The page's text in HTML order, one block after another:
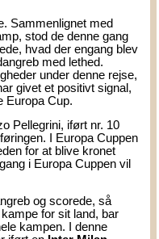
Sammenlignet med
stod de denne gang
hvad der engang blev
med lethed.
under denne rejse,
givet et positivt signal,
Europa Cup.
Pellegrini, iført nr. 10
I Europa Cuppen
for at blive kronet
i Europa Cuppen vil
og scorede, så
for sit land, bar
kampen. I denne